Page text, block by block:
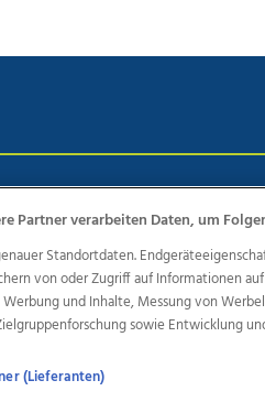
OÖN Karriere OÖN
Partner verarbeiten Daten, um
Standortdaten.
von oder Zugriff auf Informationen
Werbung und Inhalte, Messung von
sowie Entwicklung
(Lieferanten)